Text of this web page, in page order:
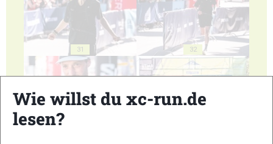
31 32
Wie willst du xc-run.de
lesen?